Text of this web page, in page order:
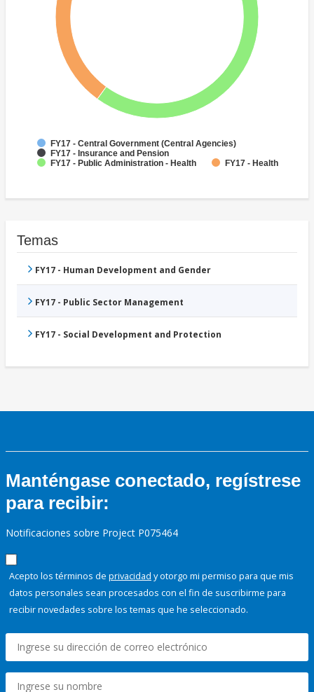
FY17 - Central Government (Central Agencies)
FY17 - Insurance and Pension
FY17 - Public Administration - Health
FY17 - Health
Temas
FY17 - Human Development and Gender
FY17 - Public Sector Management
FY17 - Social Development and Protection
Manténgase conectado, regístrese
para recibir:
Notificaciones sobre Project P075464
Acepto los términos de privacidad y otorgo mi permiso para que mis
datos personales sean procesados con el fin de suscribirme para
recibir novedades sobre los temas que he seleccionado.